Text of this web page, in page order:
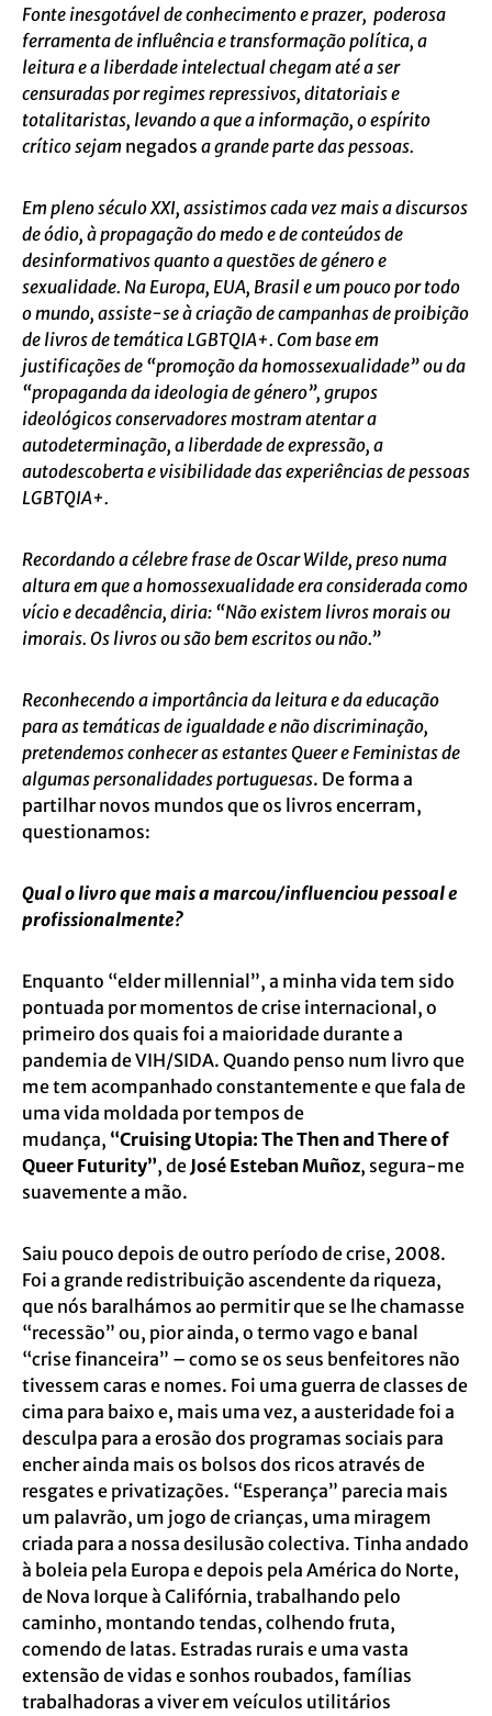
Fonte inesgotável de conhecimento e prazer, poderosa
ferramenta de influência e transformação política, a
leitura e a liberdade intelectual chegam até a ser
censuradas por regimes repressivos, ditatoriais e
totalitaristas, levando a que a informação, o espírito
crítico sejam negados a grande parte das pessoas.
Em pleno século XXI, assistimos cada vez mais a discursos
de ódio, à propagação do medo e de conteúdos de
desinformativos quanto a questões de género e
sexualidade. Na Europa, EUA, Brasil e um pouco por todo
o mundo, assiste-se à criação de campanhas de proibição
de livros de temática LGBTQIA+. Com base em
justificações de “promoção da homossexualidade” ou da
“propaganda da ideologia de género”, grupos
ideológicos conservadores mostram atentar a
autodeterminação, a liberdade de expressão, a
autodescoberta e visibilidade das experiências de pessoas
LGBTQIA+.
Recordando a célebre frase de Oscar Wilde, preso numa
altura em que a homossexualidade era considerada como
vício e decadência, diria: “Não existem livros morais ou
imorais. Os livros ou são bem escritos ou não.”
Reconhecendo a importância da leitura e da educação
para as temáticas de igualdade e não discriminação,
pretendemos conhecer as estantes Queer e Feministas de
algumas personalidades portuguesas. De forma a
partilhar novos mundos que os livros encerram,
questionamos:
Qual o livro que mais a marcou/influenciou pessoal e
profissionalmente?
Enquanto “elder millennial”, a minha vida tem sido
pontuada por momentos de crise internacional, o
primeiro dos quais foi a maioridade durante a
pandemia de VIH/SIDA. Quando penso num livro que
me tem acompanhado constantemente e que fala de
uma vida moldada por tempos de
mudança, “Cruising Utopia: The Then and There of
Queer Futurity”, de José Esteban Muñoz, segura-me
suavemente a mão.
Saiu pouco depois de outro período de crise, 2008.
Foi a grande redistribuição ascendente da riqueza,
que nós baralhámos ao permitir que se lhe chamasse
“recessão” ou, pior ainda, o termo vago e banal
“crise financeira” – como se os seus benfeitores não
tivessem caras e nomes. Foi uma guerra de classes de
cima para baixo e, mais uma vez, a austeridade foi a
desculpa para a erosão dos programas sociais para
encher ainda mais os bolsos dos ricos através de
resgates e privatizações. “Esperança” parecia mais
um palavrão, um jogo de crianças, uma miragem
criada para a nossa desilusão colectiva. Tinha andado
à boleia pela Europa e depois pela América do Norte,
de Nova Iorque à Califórnia, trabalhando pelo
caminho, montando tendas, colhendo fruta,
comendo de latas. Estradas rurais e uma vasta
extensão de vidas e sonhos roubados, famílias
trabalhadoras a viver em veículos utilitários